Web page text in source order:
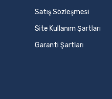
Satış Sözleşmesi
Site Kullanım Şartları
Garanti Şartları